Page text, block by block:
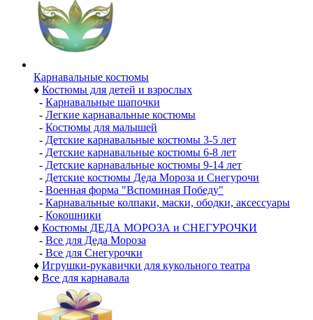
Карнавальные костюмы
♦ Костюмы для детей и взрослых
- Карнавальные шапочки
- Легкие карнавальные костюмы
- Костюмы для малышей
- Детские карнавальные костюмы 3-5 лет
- Детские карнавальные костюмы 6-8 лет
- Детские карнавальные костюмы 9-14 лет
- Детские костюмы Деда Мороза и Снегурочи
- Военная форма "Вспоминая Победу"
- Карнавальные колпаки, маски, ободки, аксессуары
- Кокошники
♦ Костюмы ДЕДА МОРОЗА и СНЕГУРОЧКИ
- Все для Деда Мороза
- Все для Снегурочки
♦ Игрушки-рукавички для кукольного театра
♦ Все для карнавала